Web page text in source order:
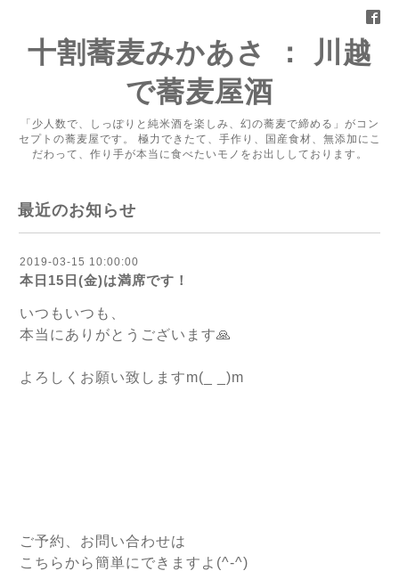
十割蕎麦みかあさ ： 川越
で蕎麦屋酒
「少人数で、しっぽりと純米酒を楽しみ、幻の蕎麦で締める」がコン
セプトの蕎麦屋です。 極力できたて、手作り、国産食材、無添加にこ
だわって、作り手が本当に食べたいモノをお出ししております。
最近のお知らせ
2019-03-15 10:00:00
本日15日(金)は満席です！
いつもいつも、
本当にありがとうございます🙏
よろしくお願い致しますm(_ _)m
ご予約、お問い合わせは
こちらから簡単にできますよ(^-^)